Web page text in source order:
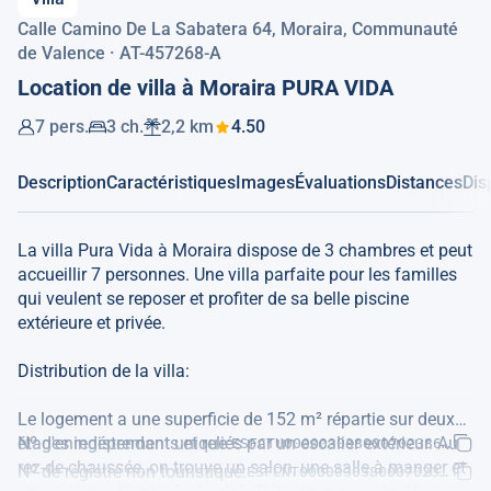
Calle Camino De La Sabatera 64, Moraira, Communauté
de Valence · AT-457268-A
Location de villa à Moraira PURA VIDA
7 pers. 3 ch. 2,2 km 4.50
DescriptionCaractéristiquesImagesÉvaluationsDistances
La villa Pura Vida à Moraira dispose de 3 chambres et peut
accueillir 7 personnes. Une villa parfaite pour les familles
qui veulent se reposer et profiter de sa belle piscine
extérieure et privée.
Distribution de la villa:
Le logement a une superficie de 152 m² répartie sur deux
étages indépendants et reliés par un escalier extérieur. Au
rez-de-chaussée, on trouve un salon, une salle à manger et
Nº d'enregistrement unique:
Nº de registre non touristique: